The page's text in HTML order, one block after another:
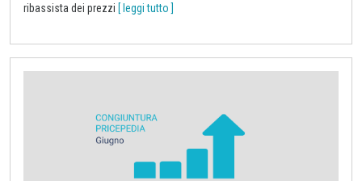
ribassista dei prezzi [ leggi tutto ]